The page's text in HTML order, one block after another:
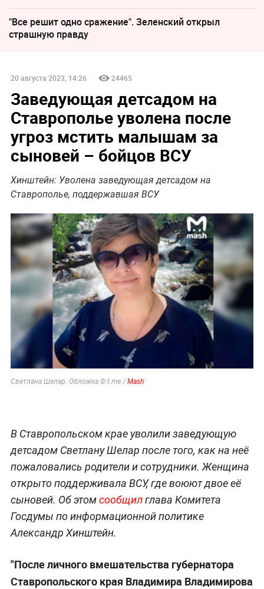
"Все решит одно сражение". Зеленский открыл
страшную правду
20 августа 2023, 14:26 24465
Заведующая детсадом на
Ставрополье уволена после
угроз мстить малышам за
сыновей – бойцов ВСУ
Хинштейн: Уволена заведующая детсадом на
Ставрополье, поддержавшая ВСУ
Светлана Шелар. Обложка © t.me / Mash
В Ставропольском крае уволили заведующую
детсадом Светлану Шелар после того, как на неё
пожаловались родители и сотрудники. Женщина
открыто поддерживала ВСУ, где воюют двое её
сыновей. Об этомсообщилглава Комитета
Госдумы по информационной политике
Александр Хинштейн.
"После личного вмешательства губернатора
Ставропольского края Владимира Владимирова